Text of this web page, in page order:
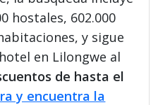
hostales, 602.000
y sigue
en Lilongwe al
de hasta el
y encuentra la